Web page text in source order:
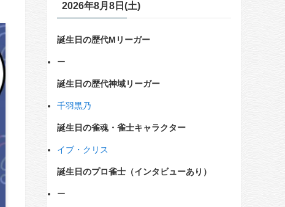
2026年8月8日(土)
誕生日の歴代Mリーガー
ー
誕生日の歴代神域リーガー
千羽黒乃
誕生日の雀魂・雀士キャラクター
イブ・クリス
誕生日のプロ雀士（インタビューあり）
ー